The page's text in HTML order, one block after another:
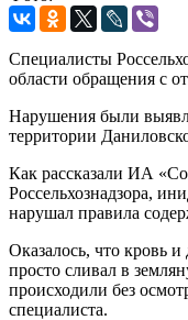
Специалисты
области обращения с
Нарушения были
территории
Как рассказали ИА
Россельхознадзора,
нарушал правила
Оказалось, что кровь
просто сливал в
происходили без
специалиста.